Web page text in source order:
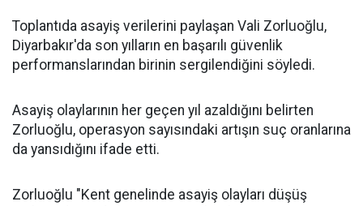
Toplantıda asayiş verilerini paylaşan Vali Zorluoğlu,
Diyarbakır'da son yılların en başarılı güvenlik
performanslarından birinin sergilendiğini söyledi.
Asayiş olaylarının her geçen yıl azaldığını belirten
Zorluoğlu, operasyon sayısındaki artışın suç oranlarına
da yansıdığını ifade etti.
Zorluoğlu "Kent genelinde asayiş olayları düşüş